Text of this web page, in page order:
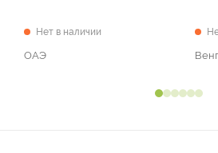
Нет в наличии
ОАЭ